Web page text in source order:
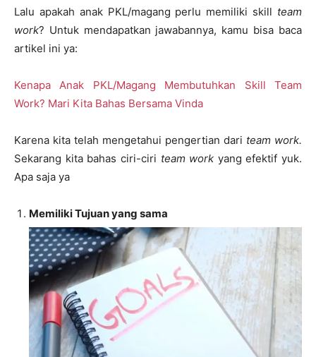
Lalu apakah anak PKL/magang perlu memiliki skill team
work? Untuk mendapatkan jawabannya, kamu bisa baca
artikel ini ya:
Kenapa Anak PKL/Magang Membutuhkan Skill Team
Work? Mari Kita Bahas Bersama Vinda
Karena kita telah mengetahui pengertian dari team work.
Sekarang kita bahas ciri-ciri team work yang efektif yuk.
Apa saja ya
Memiliki Tujuan yang sama